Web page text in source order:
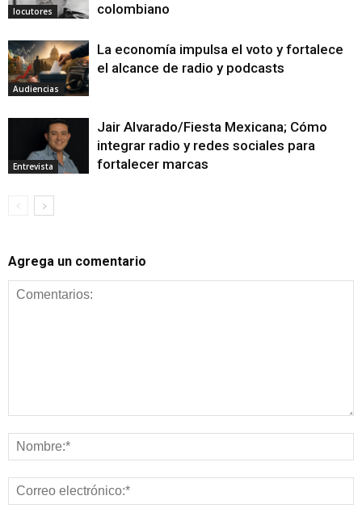
locutores
colombiano
Audiencias
La economía impulsa el voto y fortalece
el alcance de radio y podcasts
Entrevista
Jair Alvarado/Fiesta Mexicana; Cómo
integrar radio y redes sociales para
fortalecer marcas
Agrega un comentario